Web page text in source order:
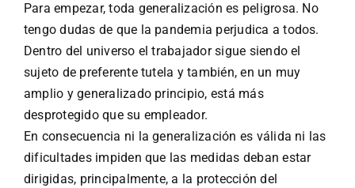
Para empezar, toda generalización es peligrosa. No
tengo dudas de que la pandemia perjudica a todos.
Dentro del universo el trabajador sigue siendo el
sujeto de preferente tutela y también, en un muy
amplio y generalizado principio, está más
desprotegido que su empleador.
En consecuencia ni la generalización es válida ni las
dificultades impiden que las medidas deban estar
dirigidas, principalmente, a la protección del